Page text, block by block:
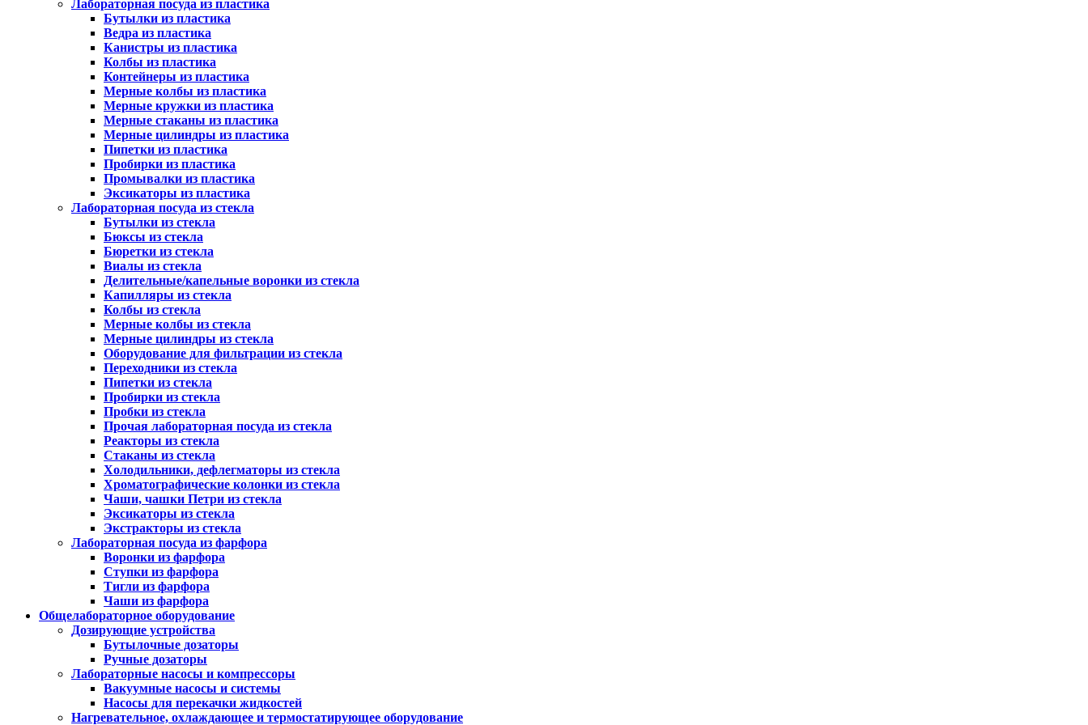
Лабораторная посуда из пластика
Бутылки из пластика
Ведра из пластика
Канистры из пластика
Колбы из пластика
Контейнеры из пластика
Мерные колбы из пластика
Мерные кружки из пластика
Мерные стаканы из пластика
Мерные цилиндры из пластика
Пипетки из пластика
Пробирки из пластика
Промывалки из пластика
Эксикаторы из пластика
Лабораторная посуда из стекла
Бутылки из стекла
Бюксы из стекла
Бюретки из стекла
Виалы из стекла
Делительные/капельные воронки из стекла
Капилляры из стекла
Колбы из стекла
Мерные колбы из стекла
Мерные цилиндры из стекла
Оборудование для фильтрации из стекла
Переходники из стекла
Пипетки из стекла
Пробирки из стекла
Пробки из стекла
Прочая лабораторная посуда из стекла
Реакторы из стекла
Стаканы из стекла
Холодильники, дефлегматоры из стекла
Хроматографические колонки из стекла
Чаши, чашки Петри из стекла
Эксикаторы из стекла
Экстракторы из стекла
Лабораторная посуда из фарфора
Воронки из фарфора
Ступки из фарфора
Тигли из фарфора
Чаши из фарфора
Общелабораторное оборудование
Дозирующие устройства
Бутылочные дозаторы
Ручные дозаторы
Лабораторные насосы и компрессоры
Вакуумные насосы и системы
Насосы для перекачки жидкостей
Нагревательное, охлаждающее и термостатирующее оборудование